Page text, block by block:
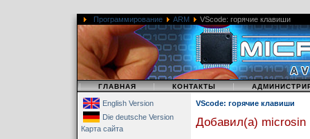
Программирование ARM VScode: горячие клавиши
| ГЛАВНАЯ | КОНТАКТЫ |
English Version
Die deutsche Version
Карта сайта
VScode: горячие клавиши
Добавил(а) microsin